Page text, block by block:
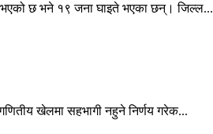
भएको छ भने १९ जना घाइते भएका छन्। जिल्ल...
खेलमा सहभागी नहुने निर्णय गरेक...